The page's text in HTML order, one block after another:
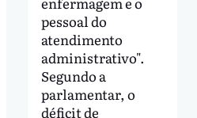
pessoal do
atendimento
administrativo".
Segundo a
parlamentar, o
déficit de